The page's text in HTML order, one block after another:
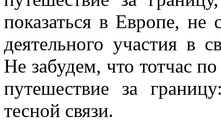
показаться в Европе,
деятельного участия в
Не забудем, что тотчас
путешествие за
тесной связи.